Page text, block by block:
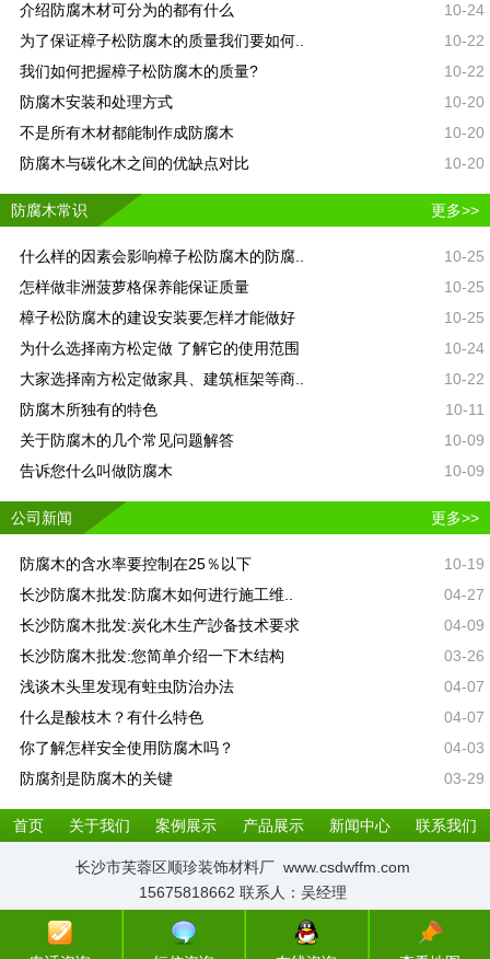
介绍防腐木材可分为的都有什么
10-24
为了保证樟子松防腐木的质量我们要如何..
10-22
我们如何把握樟子松防腐木的质量?
10-22
防腐木安装和处理方式
10-20
不是所有木材都能制作成防腐木
10-20
防腐木与碳化木之间的优缺点对比
10-20
防腐木常识 更多>>
什么样的因素会影响樟子松防腐木的防腐..
10-25
怎样做非洲菠萝格保养能保证质量
10-25
樟子松防腐木的建设安装要怎样才能做好
10-25
为什么选择南方松定做 了解它的使用范围
10-24
大家选择南方松定做家具、建筑框架等商..
10-22
防腐木所独有的特色
10-11
关于防腐木的几个常见问题解答
10-09
告诉您什么叫做防腐木
10-09
公司新闻 更多>>
防腐木的含水率要控制在25％以下
10-19
长沙防腐木批发:防腐木如何进行施工维..
04-27
长沙防腐木批发:炭化木生产訬备技术要求
04-09
长沙防腐木批发:您简单介绍一下木结构
03-26
浅谈木头里发现有蛀虫防治办法
04-07
什么是酸枝木？有什么特色
04-07
你了解怎样安全使用防腐木吗？
04-03
防腐剂是防腐木的关键
03-29
首页 关于我们 案例展示 产品展示 新闻中心 联系我们
长沙市芙蓉区顺珍装饰材料厂 www.csdwffm.com
15675818662 联系人：吴经理